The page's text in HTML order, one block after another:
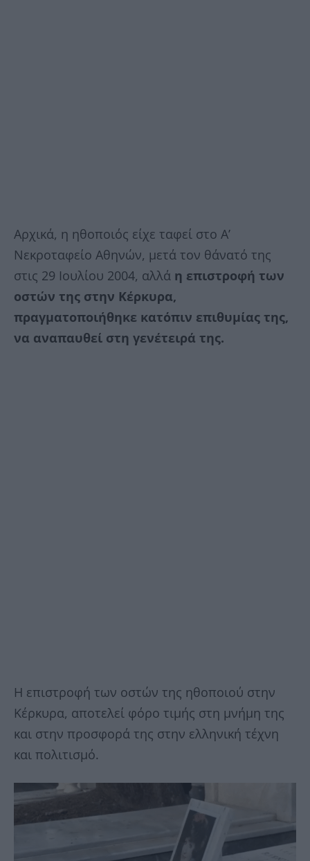
Αρχικά, η ηθοποιός είχε ταφεί στο Α’
Νεκροταφείο Αθηνών, μετά τον θάνατό της
στις 29 Ιουλίου 2004, αλλά η επιστροφή των
οστών της στην Κέρκυρα,
πραγματοποιήθηκε κατόπιν επιθυμίας της,
να αναπαυθεί στη γενέτειρά της.
Η επιστροφή των οστών της ηθοποιού στην
Κέρκυρα, αποτελεί φόρο τιμής στη μνήμη της
και στην προσφορά της στην ελληνική τέχνη
και πολιτισμό.